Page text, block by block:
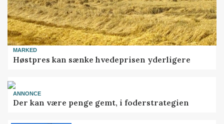
MARKED
Høstpres kan sænke hvedeprisen yderligere
ANNONCE
Der kan være penge gemt, i foderstrategien